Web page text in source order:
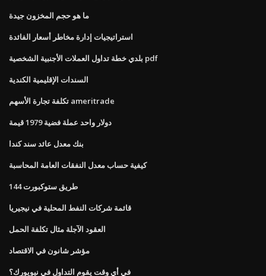
ما هو حجم المخزون جيدة
استراتيجيات إدارة مخاطر أسعار الفائدة
بلدي خطة تداول العملات الأجنبية الشخصية pdf
السندات الإقليمية الكندية
تكلفة تجارة الأسهم ameritrade
دولار واحد عملة فضية 1979 قيمة
بنك معدل عائد سند كندا
كيفية حساب معدل النفقات العامة المحاسبة
144 طريق ستوكبورت
قائمة شركات النفط المحلية في نيجيريا
العقود الآجلة مثال تكلفة الحمل
مؤشر شانون في الاقتصاد
في أي وقت يقوم التداول في نيويورك؟